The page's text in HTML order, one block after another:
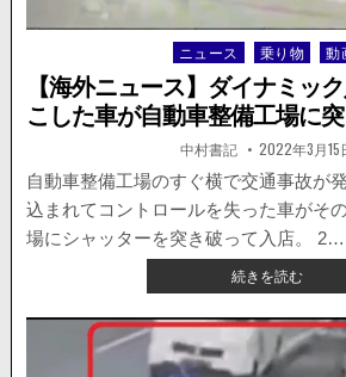
車
を
殴
打、
殴
打
さ
れ
た
側
車
当
た
Posted
in
ニュース 乗り物 動
【海外ニュース】ダイナミッ
こした車が自動車整備工場に突
著
者:
中村書記 掲
載
日：
2022年3月15
自動車整備工場のすぐ横で交通事故が
込まれてコントロールを失った車がそ
場にシャッターを突き破って入店。 2…
続きを読む【海
外
ニ
ュ
ー